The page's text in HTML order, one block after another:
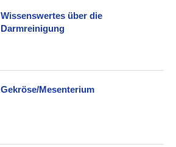
Wissenswertes über die
Darmreinigung
Gekröse/Mesenterium